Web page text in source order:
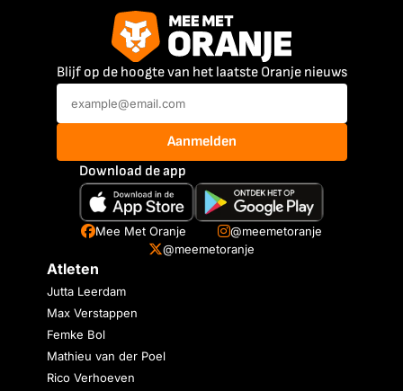
Blijf op de hoogte van het laatste Oranje nieuws
Aanmelden
Download de app
Mee Met Oranje
@meemetoranje
@meemetoranje
Atleten
Jutta Leerdam
Max Verstappen
Femke Bol
Mathieu van der Poel
Rico Verhoeven